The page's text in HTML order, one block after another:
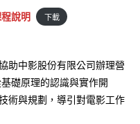
說明 下載
助中影股份有限公司辦理營
礎原理的認識與實作開
術與規劃，導引對電影工作